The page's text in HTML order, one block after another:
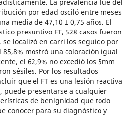
La prevalencia fue del
por edad osciló entre meses
media de 47,10 ± 0,75 años. El
presuntivo FT, 528 casos fueron
se localizó en carrillos seguido por
mostró una coloración igual
el 62,9% no excedió los 5mm
sésiles. Por los resultados
que el FT es una lesión reactiva
puede presentarse a cualquier
de benignidad que todo
conocer para su diagnóstico y